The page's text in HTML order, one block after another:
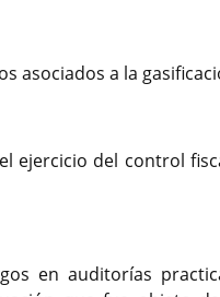
asociados a la
ejercicio del control
en auditorías